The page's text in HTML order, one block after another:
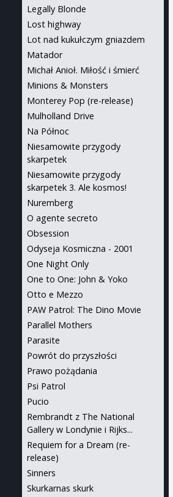
Legally Blonde
Lost highway
Lot nad kukułczym gniazdem
Matador
Michał Anioł. Miłość i śmierć
Minions & Monsters
Monterey Pop (re-release)
Mulholland Drive
Na Północ
Niesamowite przygody
skarpetek
Niesamowite przygody
skarpetek 3. Ale kosmos!
Nuremberg
O agente secreto
Obsession
Odyseja Kosmiczna - 2001
One Night Only
One to One: John & Yoko
Otto e Mezzo
PAW Patrol: The Dino Movie
Parallel Mothers
Parasite
Powrót do przyszłości
Prawo pożądania
Psi Patrol
Pucio
Rembrandt z The National
Gallery w Londynie i Rijks...
Requiem for a Dream (re-
release)
Sinners
Skurkarnas skurk